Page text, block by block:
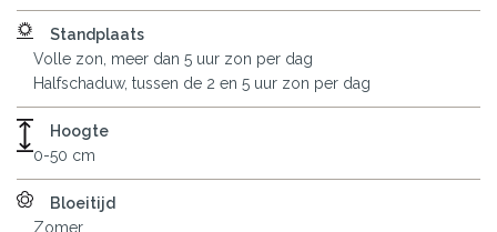
Standplaats
Volle zon, meer dan 5 uur zon per dag
Halfschaduw, tussen de 2 en 5 uur zon per dag
Hoogte
0-50 cm
Bloeitijd
Zomer